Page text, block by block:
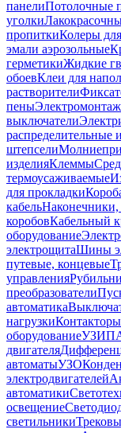
панелиПотолочные
уголки
пропиткиКолеры
эмали аэрозольные
герметикиЖидкие
обоевКлеи для
растворители
пены
выключатели
распределительные
штепсели
изделияКлеммы
термоусаживаемые
для прокладки
кабельНаконечники,
коробовКабельный
оборудование
электрощитаШины
путевые, концевые
управления
преобразователи
автоматика
нагрузкиКонтакторы
оборудованиеУЗИП
двигателя
автоматыУЗО
электродвигателей
автоматики
освещение
светильники